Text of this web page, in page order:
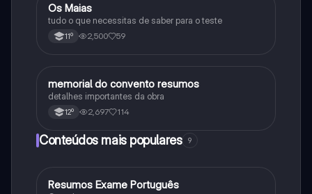
Português
Os Maias
tudo o que necessitas de saber para o teste
11º 2,500 59
Português
memorial do convento resumos
detalhes importantes da obra
12º 2,697 114
Conteúdos mais populares 9
Português
Resumos Exame Português